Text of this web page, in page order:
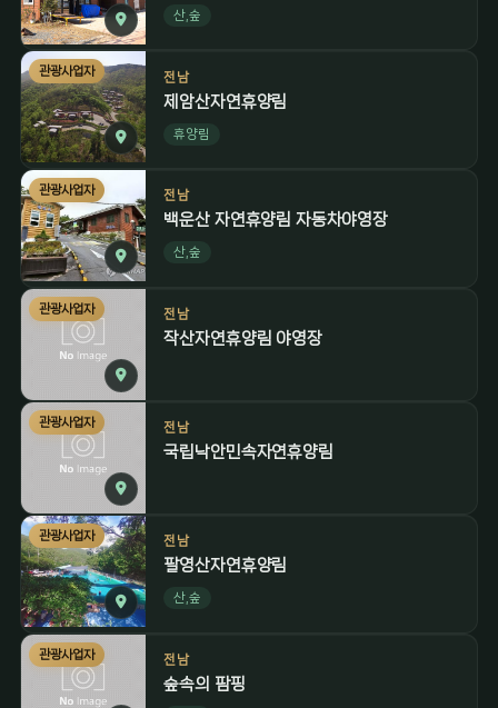
산,숲
관광사업자 전남
제암산자연휴양림
휴양림
관광사업자 전남
백운산 자연휴양림 자동차야영장
산,숲
관광사업자 전남
작산자연휴양림 야영장
관광사업자 전남
국립낙안민속자연휴양림
관광사업자 전남
팔영산자연휴양림
산,숲
관광사업자 전남
숲속의 팜핑